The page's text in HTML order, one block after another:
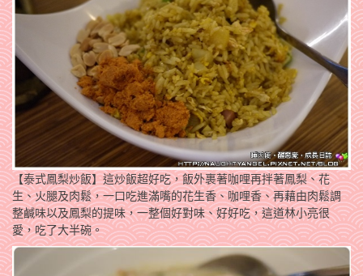
【泰式鳳梨炒飯】這炒飯超好吃，飯外裹著咖哩再拌著鳳梨、花
生、火腿及肉鬆，一口吃進滿嘴的花生香、咖哩香、再藉由肉鬆調
整鹹味以及鳳梨的提味，一整個好對味、好好吃，這道林小亮很
愛，吃了大半碗。